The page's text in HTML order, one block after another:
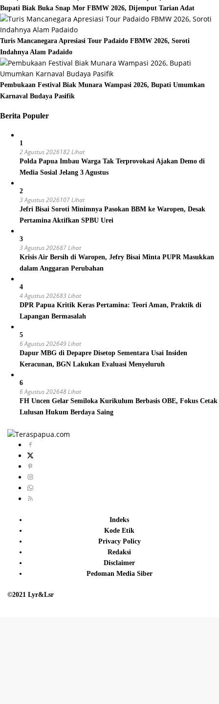
Bupati Biak Buka Snap Mor FBMW 2026, Dijemput Tarian Adat
Turis Mancanegara Apresiasi Tour Padaido FBMW 2026, Soroti
Indahnya Alam Padaido
Pembukaan Festival Biak Munara Wampasi 2026, Bupati Umumkan
Karnaval Budaya Pasifik
Berita Populer
1
2 Agustus 2026182 Lihat
Polda Papua Imbau Warga Tak Terprovokasi Ajakan Demo di
Media Sosial Jelang 3 Agustus
2
3 Agustus 2026107 Lihat
Jefri Bisai Soroti Minimnya Pasokan BBM ke Waropen, Desak
Pertamina Aktifkan SPBU Urei
3
3 Agustus 202687 Lihat
Krisis Air Bersih di Waropen, Jefry Bisai Minta PUPR Masukkan
dalam Anggaran Perubahan
4
4 Agustus 202683 Lihat
DPR Papua Kritik Keras Pertamina: Teori Aman, Praktik di
Lapangan Bermasalah
5
6 Agustus 202649 Lihat
Dapur MBG di Depapre Disetop Sementara Usai Insiden
Keracunan, BGN Lakukan Evaluasi Menyeluruh
6
6 Agustus 202648 Lihat
FH Uncen Gelar Semiloka Kurikulum Berbasis OBE, Fokus Cetak
Lulusan Hukum Berdaya Saing
Indeks
Kode Etik
Privacy Policy
Redaksi
Disclaimer
Pedoman Media Siber
©2021 Lyr&Lsr